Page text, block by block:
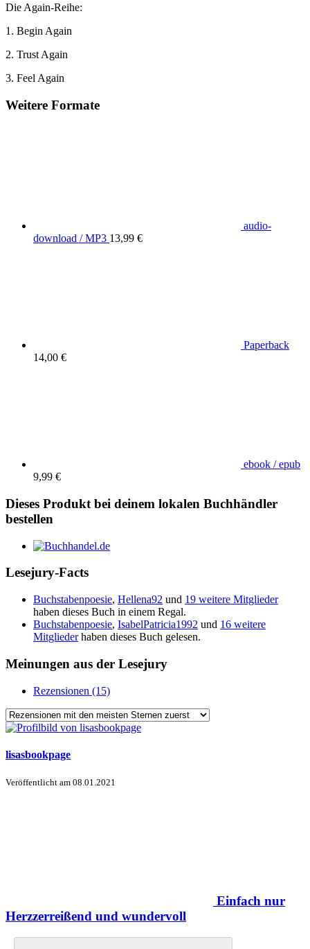
Die Again-Reihe:
1. Begin Again
2. Trust Again
3. Feel Again
Weitere Formate
audio-
download / MP3 13,99 €
Paperback
14,00 €
ebook / epub
9,99 €
Dieses Produkt bei deinem lokalen Buchhändler
bestellen
Lesejury-Facts
Buchstabenpoesie, Hellena92 und 19 weitere Mitglieder
haben dieses Buch in einem Regal.
Buchstabenpoesie, IsabelPatricia1992 und 16 weitere
Mitgliederhaben dieses Buch gelesen.
Meinungen aus der Lesejury
Rezensionen (15)
lisasbookpage
Veröffentlicht am 08.01.2021
Einfach nur
Herzzerreißend und wundervoll